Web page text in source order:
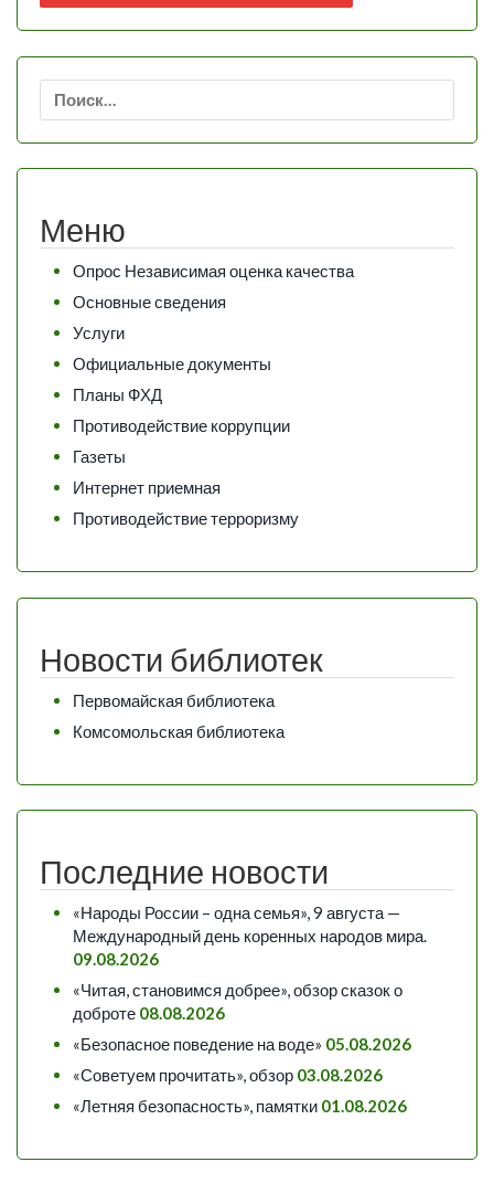
Меню
Опрос Независимая оценка качества
Основные сведения
Услуги
Официальные документы
Планы ФХД
Противодействие коррупции
Газеты
Интернет приемная
Противодействие терроризму
Новости библиотек
Первомайская библиотека
Комсомольская библиотека
Последние новости
«Народы России – одна семья», 9 августа —
Международный день коренных народов мира.
09.08.2026
«Читая, становимся добрее», обзор сказок о
доброте 08.08.2026
«Безопасное поведение на воде» 05.08.2026
«Советуем прочитать», обзор 03.08.2026
«Летняя безопасность», памятки 01.08.2026